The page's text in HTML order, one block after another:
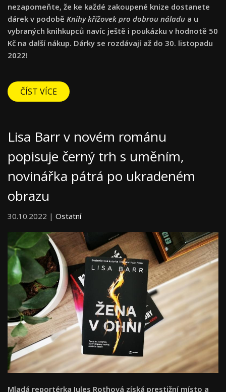
nezapomeňte, že ke každé zakoupené knize dostanete
dárek v podobě Knihy křížovek pro dobrou náladu a u
vybraných knihkupců navíc ještě i poukázku v hodnotě 50
Kč na další nákup. Dárky se rozdávají až do 30. listopadu
2022!
ČÍST VÍCE
Lisa Barr v novém románu
popisuje černý trh s uměním,
novinářka pátrá po ukradeném
obrazu
30.10.2022 | Ostatní
Mladá reportérka Jules Rothová získá prestižní místo a